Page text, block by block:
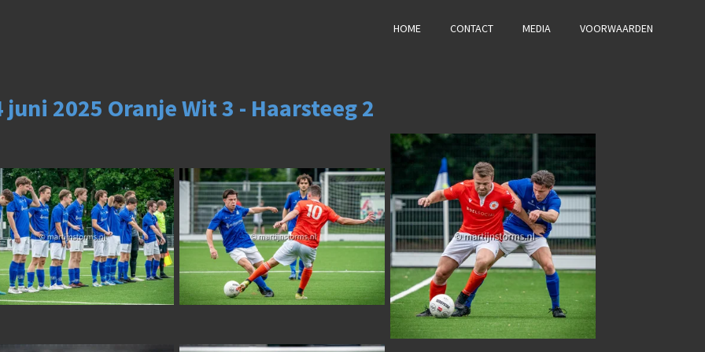
HOME CONTACT MEDIA VOORWAARDEN
juni 2025 Oranje Wit 3 - Haarsteeg 2